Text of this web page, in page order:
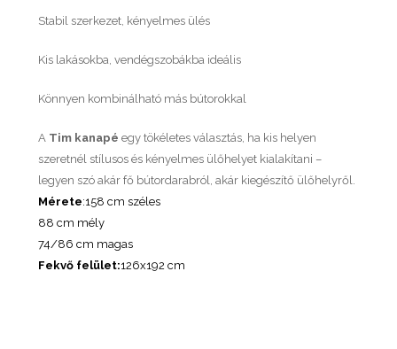
Stabil szerkezet, kényelmes ülés
Kis lakásokba, vendégszobákba ideális
Könnyen kombinálható más bútorokkal
A Tim kanapé egy tökéletes választás, ha kis helyen
szeretnél stílusos és kényelmes ülőhelyet kialakítani –
legyen szó akár fő bútordarabról, akár kiegészítő ülőhelyről.
Mérete:158 cm széles
88 cm mély
74/86 cm magas
Fekvő felület:126x192 cm